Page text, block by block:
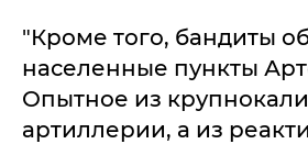
"Кроме того, бандиты
населенные пункты
Опытное из
артиллерии, а из